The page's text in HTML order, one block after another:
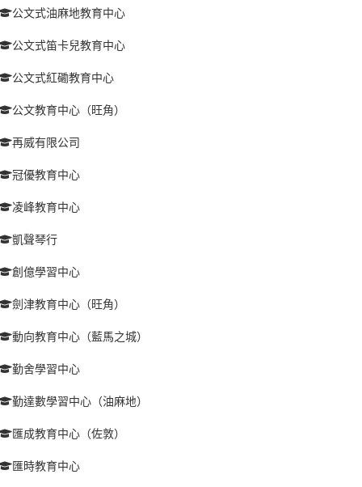
公文式油麻地教育中心
公文式笛卡兒教育中心
公文式紅磡教育中心
公文教育中心（旺角）
再威有限公司
冠優教育中心
凌峰教育中心
凱聲琴行
創億學習中心
劍津教育中心（旺角）
動向教育中心（藍馬之城）
勤舍學習中心
勤達數學習中心（油麻地）
匯成教育中心（佐敦）
匯時教育中心